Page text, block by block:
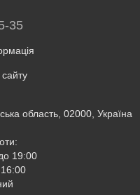
35
область, 02000, Україна
19:00